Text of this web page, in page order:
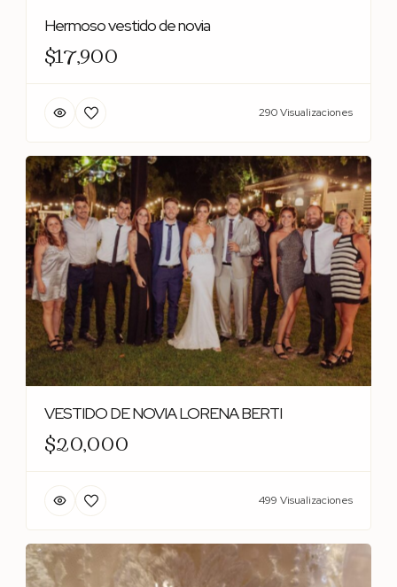
Hermoso vestido de novia
$17,900
290 Visualizaciones
VESTIDO DE NOVIA LORENA BERTI
$20,000
499 Visualizaciones